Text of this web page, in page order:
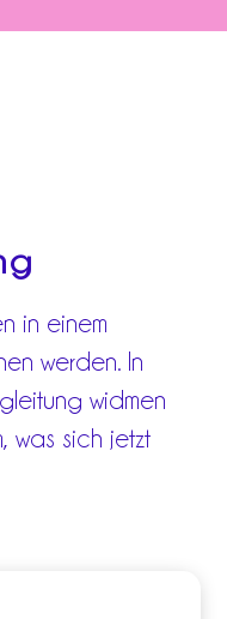
in einem
werden. In
widmen
was sich jetzt